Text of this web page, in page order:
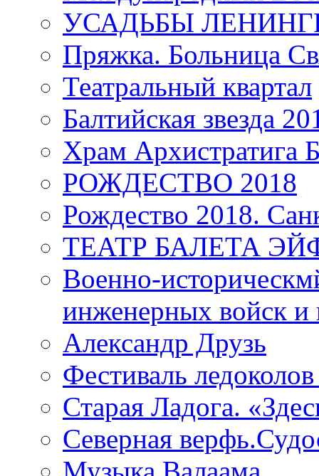
УСАДЬБЫ
Пряжка. Больница
Театральный квартал
Балтийская звезда
Храм
РОЖДЕСТВО 2018
Рождество 2018.
ТЕАТР БАЛЕТА
Военно-
инженерных войск и
Александр Друзь
Фестиваль
Старая Ладога.
Северная